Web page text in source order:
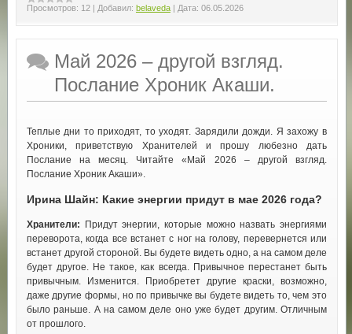
Просмотров: 12 | Добавил: belaveda | Дата: 06.05.2026
Май 2026 – другой взгляд.
Послание Хроник Акаши.
Теплые дни то приходят, то уходят. Зарядили дожди. Я захожу в
Хроники, приветствую Хранителей и прошу любезно дать
Послание на месяц. Читайте «Май 2026 – другой взгляд.
Послание Хроник Акаши».
Ирина Шайн: Какие энергии придут в мае 2026 года?
Хранители: Придут энергии, которые можно назвать энергиями
переворота, когда все встанет с ног на голову, перевернется или
встанет другой стороной. Вы будете видеть одно, а на самом деле
будет другое. Не такое, как всегда. Привычное перестанет быть
привычным. Изменится. Приобретет другие краски, возможно,
даже другие формы, но по привычке вы будете видеть то, чем это
было раньше. А на самом деле оно уже будет другим. Отличным
от прошлого.